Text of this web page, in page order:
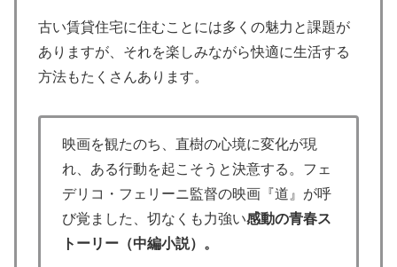
古い賃貸住宅に住むことには多くの魅力と課題が
ありますが、それを楽しみながら快適に生活する
方法もたくさんあります。
映画を観たのち、直樹の心境に変化が現
れ、ある行動を起こそうと決意する。フェ
デリコ・フェリーニ監督の映画『道』が呼
び覚ました、切なくも力強い感動の青春ス
トーリー（中編小説）。